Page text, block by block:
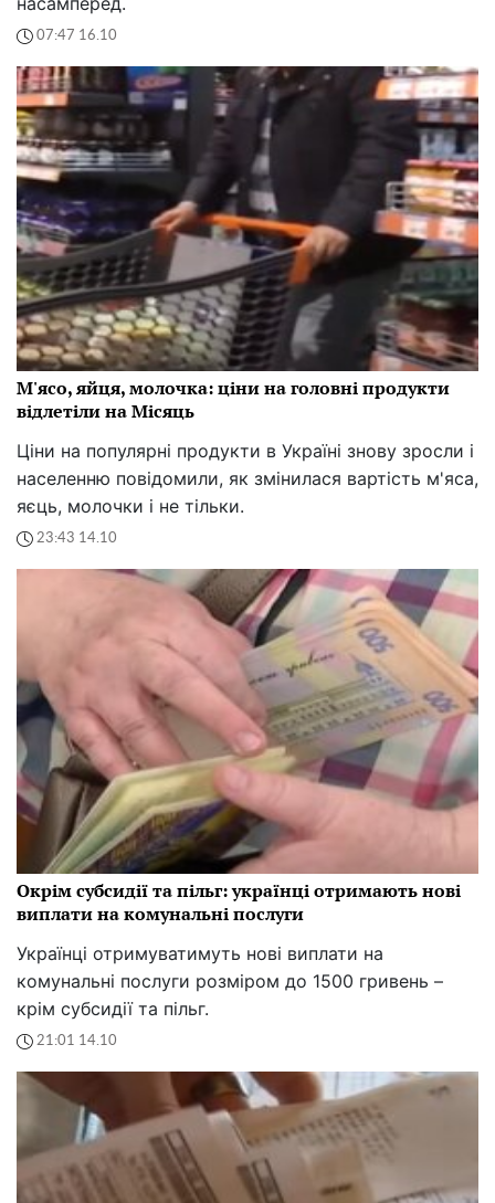
07:47 16.10
М'ясо, яйця, молочка: ціни на головні продукти
відлетіли на Місяць
Ціни на популярні продукти в Україні знову зросли і
населенню повідомили, як змінилася вартість м'яса,
яєць, молочки і не тільки.
23:43 14.10
Окрім субсидії та пільг: українці отримають нові
виплати на комунальні послуги
Українці отримуватимуть нові виплати на
комунальні послуги розміром до 1500 гривень –
крім субсидії та пільг.
21:01 14.10